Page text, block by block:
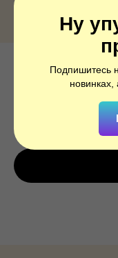
Ну
Подпишитесь
новинках,
Золушка круг
250